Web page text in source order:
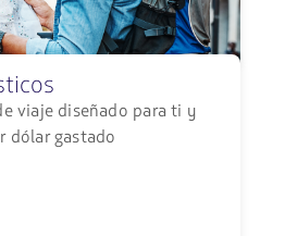
viaje diseñado para ti y
dólar gastado